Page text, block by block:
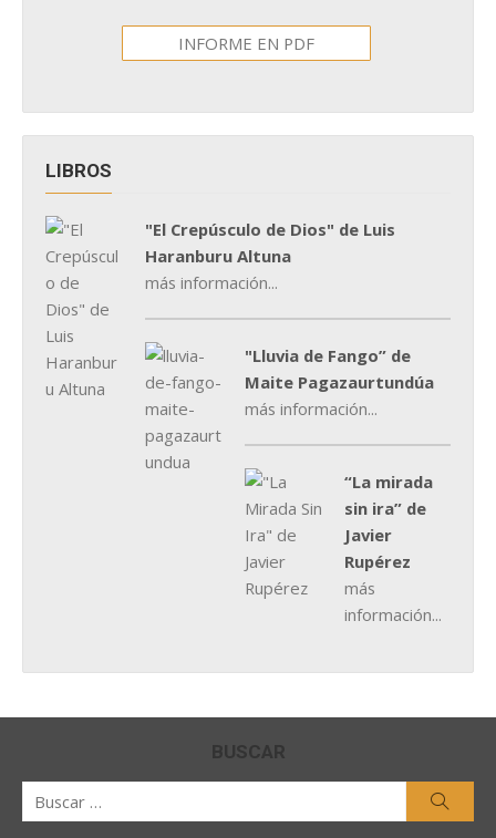
INFORME EN PDF
LIBROS
"El Crepúsculo de Dios" de Luis
Haranburu Altuna
más información...
"Lluvia de Fango” de
Maite Pagazaurtundúa
más información...
“La mirada
sin ira” de
Javier
Rupérez
más
información...
BUSCAR